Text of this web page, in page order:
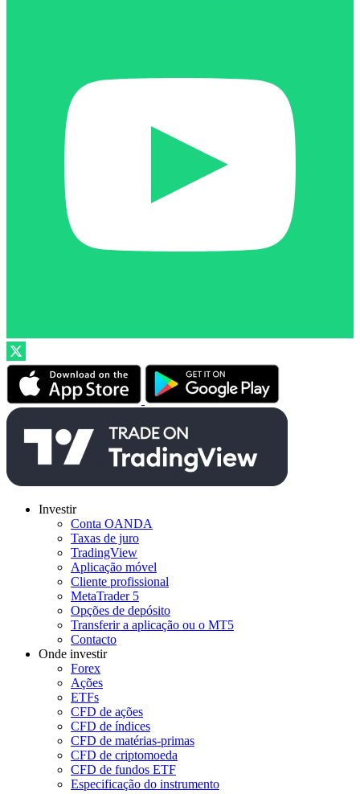
Investir
Conta OANDA
Taxas de juro
TradingView
Aplicação móvel
Cliente profissional
MetaTrader 5
Opções de depósito
Transferir a aplicação ou o MT5
Contacto
Onde investir
Forex
Ações
ETFs
CFD de ações
CFD de índices
CFD de matérias-primas
CFD de criptomoeda
CFD de fundos ETF
Especificação do instrumento